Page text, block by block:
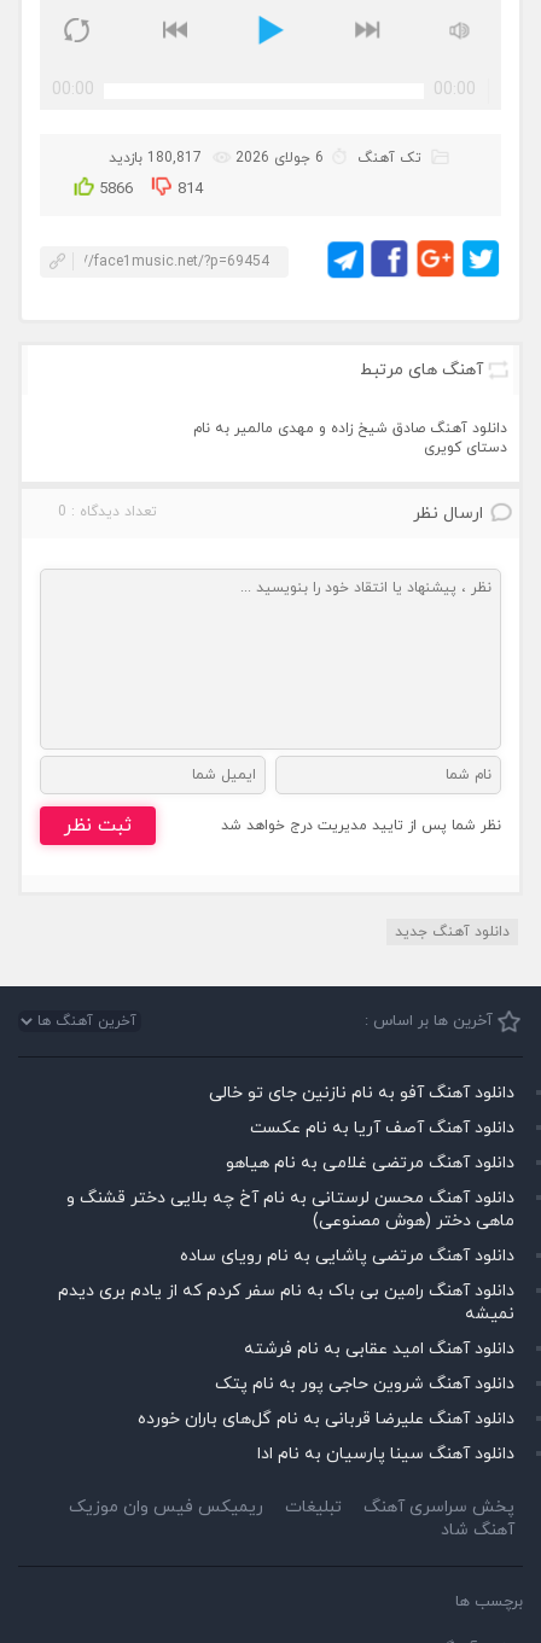
00:00
00:00
تک آهنگ 6 جولای 2026 180,817 بازدید
5866 814
آهنگ های مرتبط
دانلود آهنگ صادق شیخ زاده و مهدی مالمیر به نام
دستای کویری
ارسال نظر تعداد دیدگاه : 0
نظر شما پس از تایید مدیریت درج خواهد شد ثبت نظر
دانلود آهنگ جدید
آخرین ها بر اساس :
دانلود آهنگ آفو به نام نازنین جای تو خالی
دانلود آهنگ آصف آریا به نام عکست
دانلود آهنگ مرتضی غلامی به نام هیاهو
دانلود آهنگ محسن لرستانی به نام آخ چه بلایی دختر قشنگ و
ماهی دختر (هوش مصنوعی)
دانلود آهنگ مرتضی پاشایی به نام رویای ساده
دانلود آهنگ رامین بی باک به نام سفر کردم که از یادم بری دیدم
نمیشه
دانلود آهنگ امید عقابی به نام فرشته
دانلود آهنگ شروین حاجی پور به نام پتک
دانلود آهنگ علیرضا قربانی به نام گل‌های باران خورده
دانلود آهنگ سینا پارسیان به نام ادا
پخش سراسری آهنگ تبلیغات
ریمیکس فیس وان موزیک
آهنگ شاد
برچسب ها